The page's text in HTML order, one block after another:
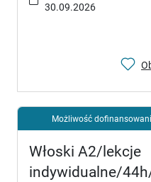
30.09.2026
Możliwość
Włoski A2/lekcje
indywidualne/